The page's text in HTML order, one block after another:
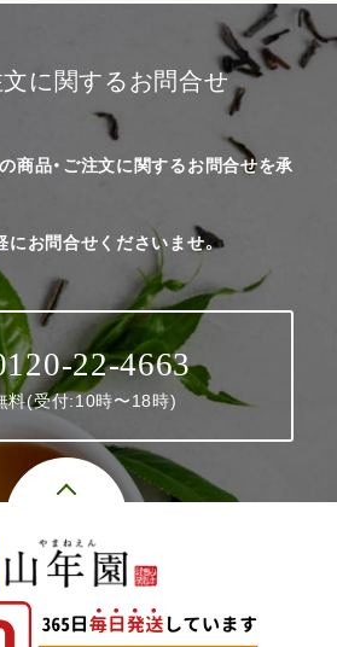
に関するお問合せ
商品・ご注文に関するお問合せを承
にお問合せくださいませ。
22-4663
料(受付:10時〜18時)